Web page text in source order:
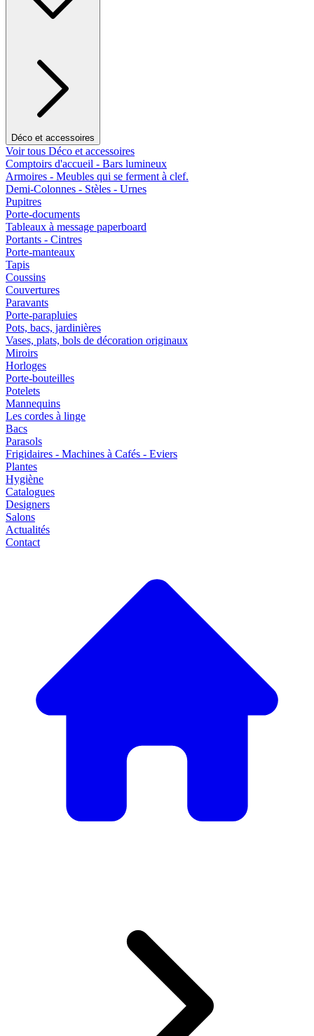
Déco et accessoires
Voir tous Déco et accessoires
Comptoirs d'accueil - Bars lumineux
Armoires - Meubles qui se ferment à clef.
Demi-Colonnes - Stèles - Urnes
Pupitres
Porte-documents
Tableaux à message paperboard
Portants - Cintres
Porte-manteaux
Tapis
Coussins
Couvertures
Paravants
Porte-parapluies
Pots, bacs, jardinières
Vases, plats, bols de décoration originaux
Miroirs
Horloges
Porte-bouteilles
Potelets
Mannequins
Les cordes à linge
Bacs
Parasols
Frigidaires - Machines à Cafés - Eviers
Plantes
Hygiène
Catalogues
Designers
Salons
Actualités
Contact